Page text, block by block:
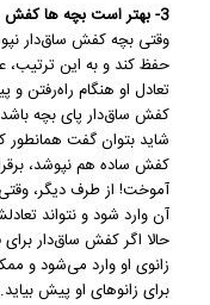
3- بهتر است بچه ها
کفش
وقتی بچه کفش ساق‌دار
حفظ کند و به این
تعادل او هنگام
کفش ساق‌دار پای بچه
شاید بتوان گفت همانطور
کفش ساده هم نپوشد،
آموخت! از طرف دیگر،
آن وارد شود و نتواند
حالا اگر کفش ساق‌دار برای
زانوی او وارد می‌شود و
برای زانوهای او پیش